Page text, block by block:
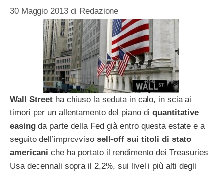
30 Maggio 2013 di Redazione
Wall Street ha chiuso la seduta in calo, in scia ai
timori per un allentamento del piano di quantitative
easing da parte della Fed già entro questa estate e a
seguito dell’improvviso sell-off sui titoli di stato
americani che ha portato il rendimento dei Treasuries
Usa decennali sopra il 2,2%, sui livelli più alti degli